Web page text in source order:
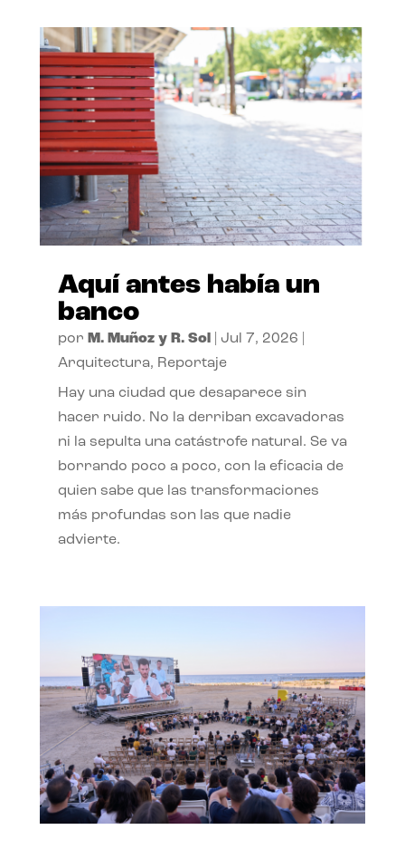
Aquí antes había un
banco
por M. Muñoz y R. Sol Jul 7, 2026
Arquitectura, Reportaje
Hay una ciudad que desaparece sin
hacer ruido. No la derriban excavadoras
ni la sepulta una catástrofe natural. Se va
borrando poco a poco, con la eficacia de
quien sabe que las transformaciones
más profundas son las que nadie
advierte.